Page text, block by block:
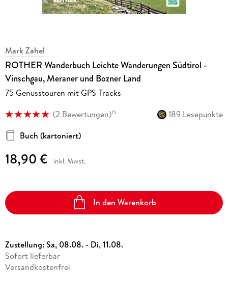
Mark Zahel
ROTHER Wanderbuch Leichte Wanderungen Südtirol -
Vinschgau, Meraner und Bozner Land
75 Genusstouren mit GPS-Tracks
(2 Bewertungen)15
189 Lesepunkte
Buch (kartoniert)
18,90 € inkl. Mwst.
In den Warenkorb
Zustellung:Sa, 08.08. - Di, 11.08.
Sofort lieferbar
Versandkostenfrei